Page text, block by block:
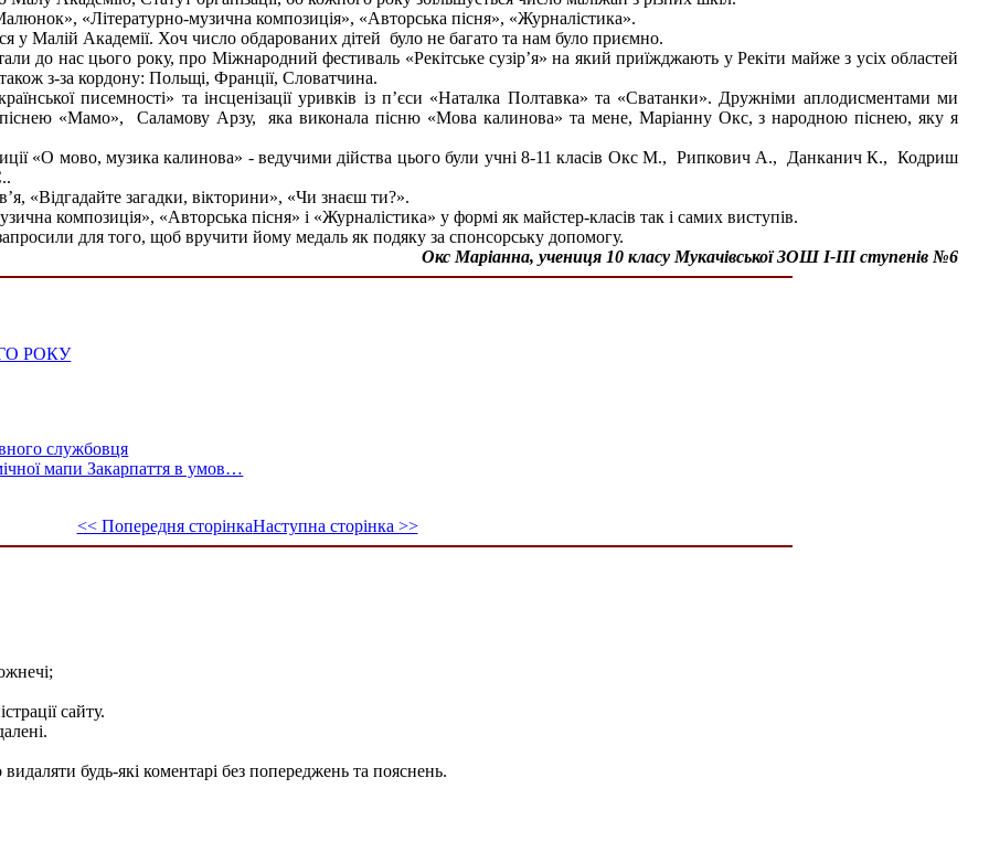
«Літературно-музична композиція», «Авторська пісня», «Журналістика».
у Малій Академії. Хоч число обдарованих дітей було не багато та нам було приємно.
до нас цього року, про Міжнародний фестиваль «Рекітське сузір’я» на який приїжджають у Рекіти майже з усіх областей
з-за кордону: Польщі, Франції, Словатчина.
писемності» та інсценізації уривків із п’єси «Наталка Полтавка» та «Сватанки». Дружніми аплодисментами ми
«Мамо», Саламову Арзу, яка виконала пісню «Мова калинова» та мене, Маріанну Окс, з народною піснею, яку я
«О мово, музика калинова» - ведучими дійства цього були учні 8-11 класів Окс М., Рипкович А., Данканич К., Кодриш
«Відгадайте загадки, вікторини», «Чи знаєш ти?».
композиція», «Авторська пісня» і «Журналістика» у формі як майстер-класів так і самих виступів.
для того, щоб вручити йому медаль як подяку за спонсорську допомогу.
Окс Маріанна, учениця 10 класу Мукачівської ЗОШ І-ІІІ ступенів №6
РОКУ
службовця
мапи Закарпаття в умов…
<< Попередня сторінкаНаступна сторінка >>
сайту.
будь-які коментарі без попереджень та пояснень.